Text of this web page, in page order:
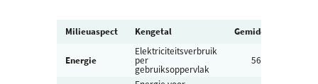
Milieuaspect Kengetal Gemiddeld
Energie
Elektriciteitsverbruik
per
gebruiksoppervlak
56